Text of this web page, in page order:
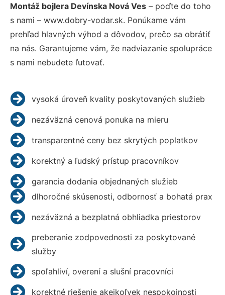
Montáž bojlera Devínska Nová Ves – poďte do toho
s nami – www.dobry-vodar.sk. Ponúkame vám
prehľad hlavných výhod a dôvodov, prečo sa obrátiť
na nás. Garantujeme vám, že nadviazanie spolupráce
s nami nebudete ľutovať.
vysoká úroveň kvality poskytovaných služieb
nezáväzná cenová ponuka na mieru
transparentné ceny bez skrytých poplatkov
korektný a ľudský prístup pracovníkov
garancia dodania objednaných služieb
dlhoročné skúsenosti, odbornosť a bohatá prax
nezáväzná a bezplatná obhliadka priestorov
preberanie zodpovednosti za poskytované
služby
spoľahliví, overení a slušní pracovníci
korektné riešenie akejkoľvek nespokojnosti